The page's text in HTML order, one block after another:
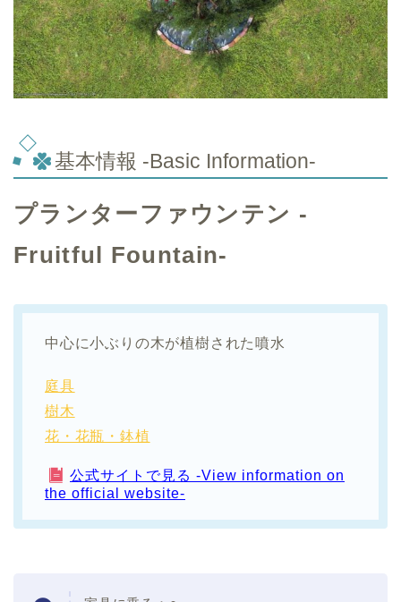
基本情報 -Basic Information-
プランターファウンテン -
Fruitful Fountain-
中心に小ぶりの木が植樹された噴水
庭具
樹木
花・花瓶・鉢植
公式サイトで見る -View information on
the official website-